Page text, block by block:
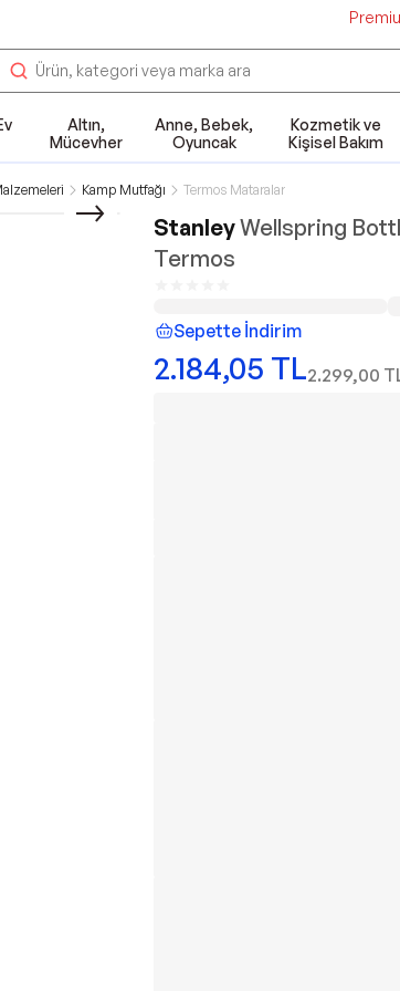
Altın,
Mücevher
Anne, Bebek,
Oyuncak
Kozmetik ve
Kişisel Bakım
Kamp Mutfağı Termos Mataralar
StanleyWellspring
Termos
Sepette İndirim
2.184,05 TL2.299,00